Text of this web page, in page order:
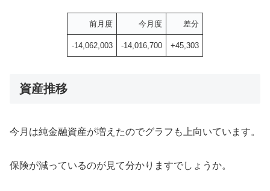
前月度 今月度 差分
-14,062,003 -14,016,700 +45,303
資産推移
今月は純金融資産が増えたのでグラフも上向いています。
保険が減っているのが見て分かりますでしょうか。